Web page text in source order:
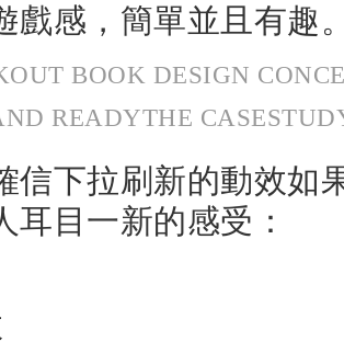
戲感，簡單並且有趣
BOOK DESIGN
READYTHE
信下拉刷新的動效如
耳目一新的感受：